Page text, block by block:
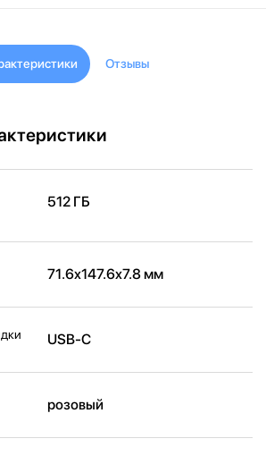
Отзывы
512 ГБ
71.6x147.6x7.8 мм
USB-C
розовый